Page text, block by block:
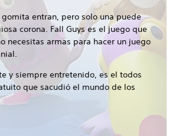
entran, pero solo una puede
corona. Fall Guys es el juego que
necesitas armas para hacer un juego
y siempre entretenido, es el todos
que sacudió el mundo de los